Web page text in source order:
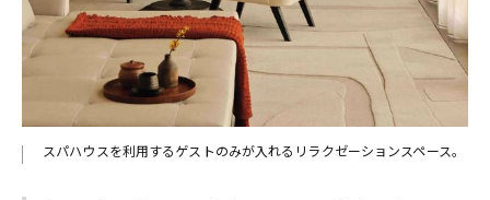
スパハウスを利用するゲストのみが入れるリラクゼーションスペース。